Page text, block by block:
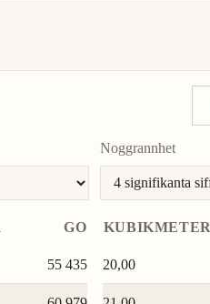
Noggrannhet
GO
55 435
KUBIKMETER
20,00